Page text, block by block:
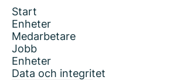
Start
Enheter
Medarbetare
Jobb
Enheter
Data och integritet